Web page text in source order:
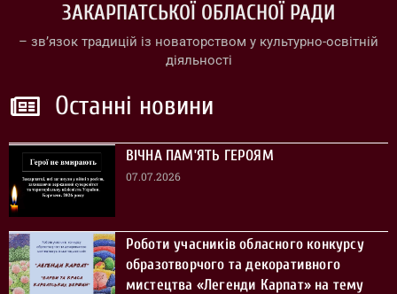
ЗАКАРПАТСЬКОЇ ОБЛАСНОЇ РАДИ
– зв’язок традицій із новаторством у культурно-освітній
діяльності
Останні новини
ВІЧНА ПАМ’ЯТЬ ГЕРОЯМ
07.07.2026
Роботи учасників обласного конкурсу
образотворчого та декоративного
мистецтва «Легенди Карпат» на тему